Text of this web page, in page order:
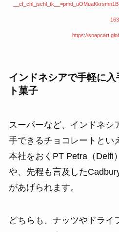
https://
インドネシアで手軽に
ト菓子
スーパーなど、インドネシ
手できるチョコレートとい
本社をおくPT Petra（Delfi
や、先程も言及した
があげられます。
どちらも、ナッツやドライ